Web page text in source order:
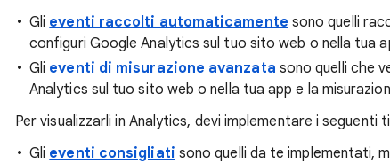
Gli eventi raccolti automaticamente sono quelli
configuri Google Analytics sul tuo sito web o nella tua
Gli eventi di misurazione avanzata sono quelli che
Analytics sul tuo sito web o nella tua app e la
Per visualizzarli in Analytics, devi implementare i seguenti
Gli eventi consigliati sono quelli da te implementati,